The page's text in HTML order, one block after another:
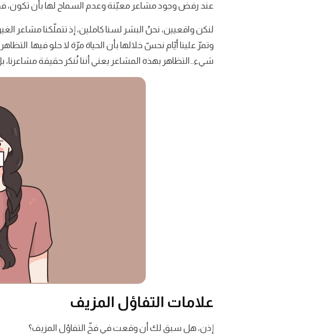
عند رفض وجود مشاعر معيّنة وعدم السماح لها بأن تكون،
لنكن واقعيين، نحنُ البشر لسنا كاملين، إذ تتملّكنا مشاعر
وتمرّ علينا أيّام نحسّ خلالها بأن الحياة مرّة لا حلو فيها.
شيء…التظاهر بهذه المشاعر يعني أننا نُنكر حقيقة مشاعرنا،
علامات التفاؤل المزيف
إذن، هل سبق لك أن وقعت في فخّ التفاؤل المزيف؟